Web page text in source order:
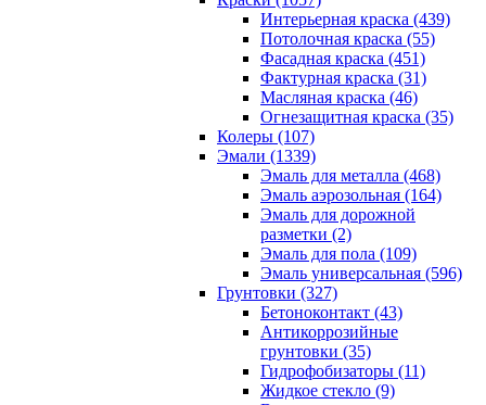
Интерьерная краска (439)
Потолочная краска (55)
Фасадная краска (451)
Фактурная краска (31)
Масляная краска (46)
Огнезащитная краска (35)
Колеры (107)
Эмали (1339)
Эмаль для металла (468)
Эмаль аэрозольная (164)
Эмаль для дорожной
разметки (2)
Эмаль для пола (109)
Эмаль универсальная (596)
Грунтовки (327)
Бетоноконтакт (43)
Антикоррозийные
грунтовки (35)
Гидрофобизаторы (11)
Жидкое стекло (9)